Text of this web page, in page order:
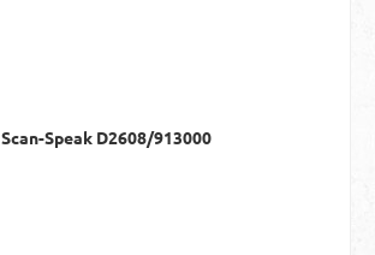
Scan-Speak D2608/913000